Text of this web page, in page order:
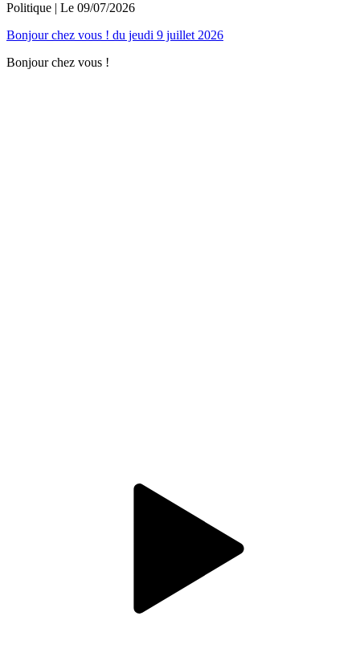
Politique | Le 09/07/2026
Bonjour chez vous ! du jeudi 9 juillet 2026
Bonjour chez vous !